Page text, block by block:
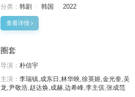
分类： 韩剧 韩国 2022
查看详情
圈套
导演： 朴信宇
主演： 李瑞镇,成东日,林华映,徐英姬,金光奎,吴
龙,尹敬浩,赵达焕,成赫,边希峰,李主傧,张成范